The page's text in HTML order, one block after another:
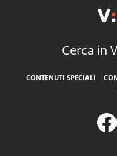
Cerca in
CONTENUTI SPECIALI